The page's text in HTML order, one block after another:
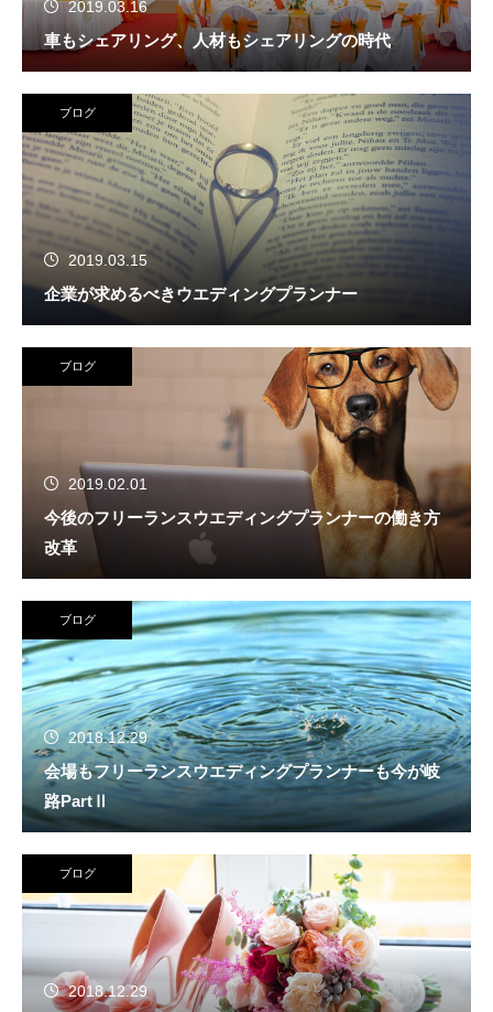
2019.03.16
車もシェアリング、人材もシェアリングの時代
ブログ
2019.03.15
企業が求めるべきウエディングプランナー
ブログ
2019.02.01
今後のフリーランスウエディングプランナーの働き方
改革
ブログ
2018.12.29
会場もフリーランスウエディングプランナーも今が岐
路PartⅡ
ブログ
2018.12.29